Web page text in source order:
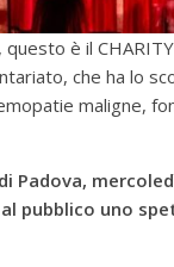
è il
che ha lo
maligne,
Padova,
pubblico uno